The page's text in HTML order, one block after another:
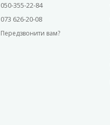
050-355-22-84
073 626-20-08
Передзвонити вам?